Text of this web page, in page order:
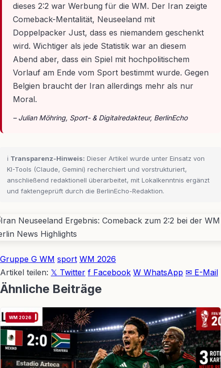
dieses 2:2 war Werbung für die WM. Der Iran zeigte
Comeback-Mentalität, Neuseeland mit
Doppelpacker Just, dass es niemandem geschenkt
wird. Wichtiger als jede Statistik war an diesem
Abend aber, dass ein Spiel mit hochpolitischem
Vorlauf am Ende vom Sport bestimmt wurde. Gegen
Belgien braucht der Iran allerdings mehr als nur
Moral.
– Julian Möhring, Sport- & Digitalredakteur, BerlinEcho
ℹ️ Transparenz-Hinweis: Dieser Artikel wurde unter Einsatz von
KI-Tools (Claude, Gemini) recherchiert und vorstrukturiert,
anschließend redaktionell überarbeitet, mit Lokalkenntnis ergänzt
und faktengeprüft durch die BerlinEcho-Redaktion.
Gruppe G WM sport WM 2026
Artikel teilen: 𝕏 Twitter f Facebook W WhatsApp ✉ E-Mail
Ähnliche Beiträge
WM 2026